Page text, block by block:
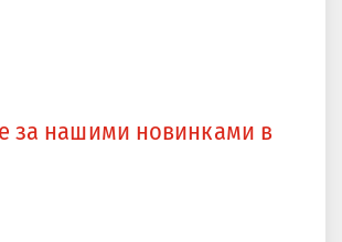
за нашими новинками в